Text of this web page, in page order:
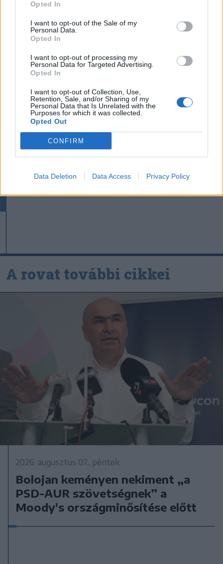
Opted In
I want to opt-out of the Sale of my
Personal Data.
Opted In
I want to opt-out of processing my
Personal Data for Targeted Advertising.
Opted In
I want to opt-out of Collection, Use,
Retention, Sale, and/or Sharing of my
Personal Data that Is Unrelated with the
Purposes for which it was collected.
Opted Out
CONFIRM
Data Deletion Data Access Privacy Policy
Székelykeresztúri üzleteknél
Nagy pofonba szaladt belé a
Kolozsvári CFR, kikapott a
Nőileg
menjünk!
A rovat további cikkei
2026. augusztus 07., péntek
Bolojan keményen nekiment „a
PSD-AUR szövetségnek” a
Moody's országminősítése előtt